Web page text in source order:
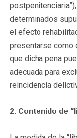
determinados
el efecto
presentarse como
que dicha pena
adecuada para
reincidencia
2. Contenido de